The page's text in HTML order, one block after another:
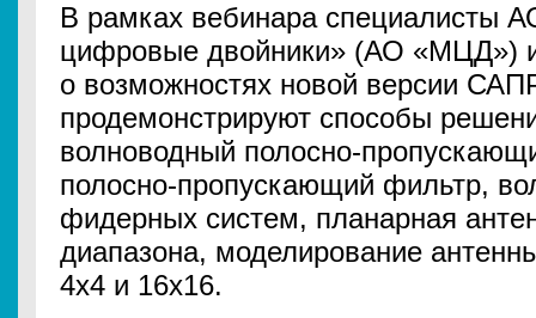
В рамках вебинара специалисты
цифровые двойники» (АО «МЦД»)
о возможностях новой версии
продемонстрируют способы
волноводный полосно-
полосно-пропускающий фильтр,
фидерных систем, планарная
диапазона, моделирование
4х4 и 16х16.